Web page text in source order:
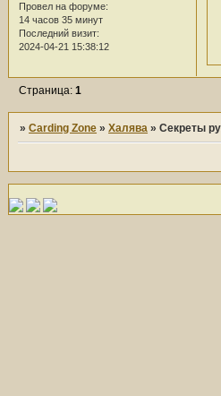
Провел на форуме:
14 часов 35 минут
Последний визит:
2024-04-21 15:38:12
Страница:1
»Carding Zone »Халява »Секреты